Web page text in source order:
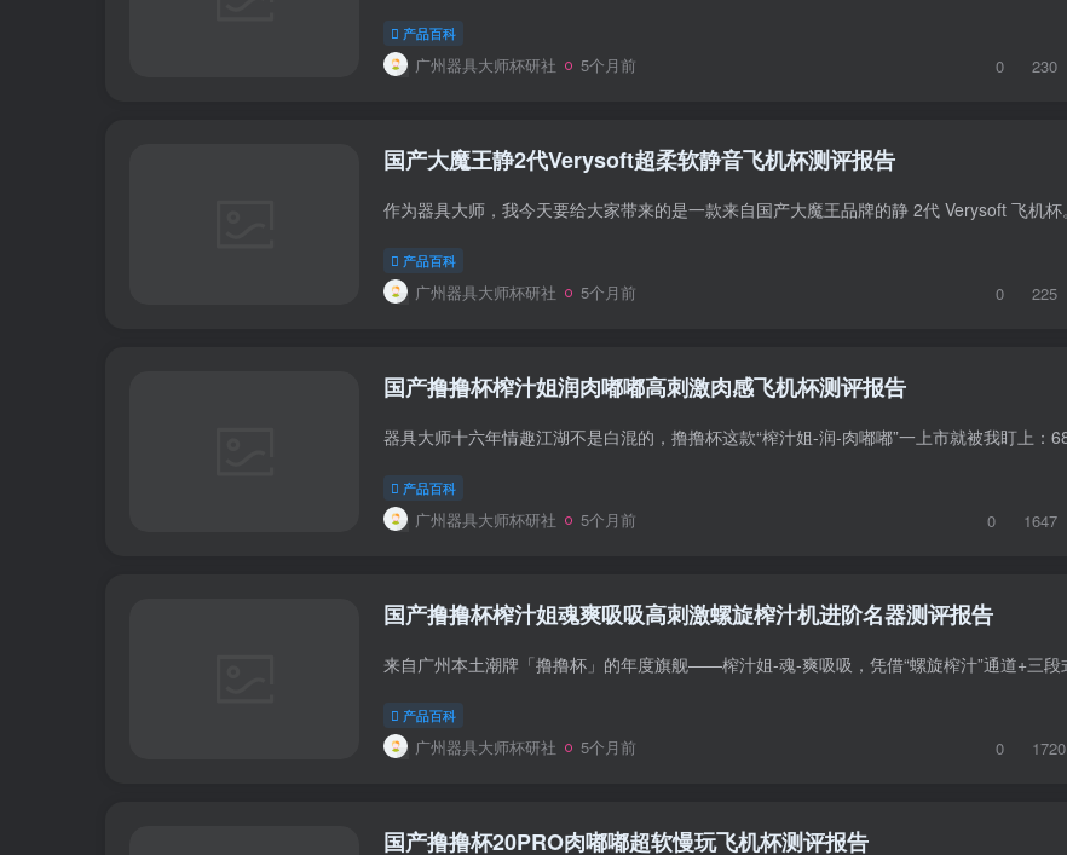
产品百科
广州器具大师杯研社 5个月前 0 230
国产大魔王静2代Verysoft超柔软静音飞机杯测评报告
产品百科
广州器具大师杯研社 5个月前 0 225
国产撸撸杯榨汁姐润肉嘟嘟高刺激肉感飞机杯测评报告
产品百科
广州器具大师杯研社 5个月前 0 1647
国产撸撸杯榨汁姐魂爽吸吸高刺激螺旋榨汁机进阶名器测评报告
产品百科
广州器具大师杯研社 5个月前 0 1720
国产撸撸杯20PRO肉嘟嘟超软慢玩飞机杯测评报告